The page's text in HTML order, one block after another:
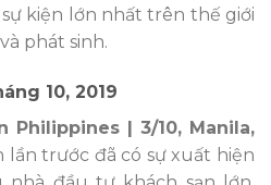
sự kiện lớn nhất trên thế giới
phát sinh.
10, 2019
Philippines | 3/10, Manila,
lần trước đã có sự xuất hiện